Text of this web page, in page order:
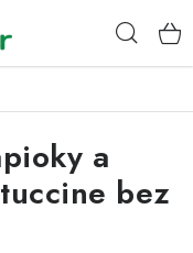
a
bez